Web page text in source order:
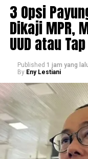
3 Opsi
Dikaji MPR,
UUD atau
Published 1 jam yang
By Eny Lestiani